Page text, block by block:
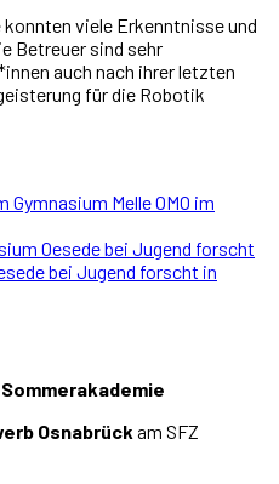
konnten viele Erkenntnisse und
Betreuer sind sehr
auch nach ihrer letzten
für die Robotik
Gymnasium MelleOMO im
Oesede bei Jugend forscht
bei Jugend forscht in
Osnabrück am SFZ